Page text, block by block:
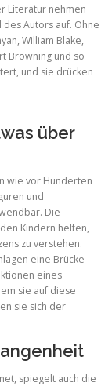
Literatur nehmen
Autors auf. Ohne
William Blake,
Browning und so
und sie drücken
über
wie vor Hunderten
und
Die
Kindern helfen,
zu verstehen.
eine Brücke
eines
sie auf diese
sie sich der
spiegelt auch die